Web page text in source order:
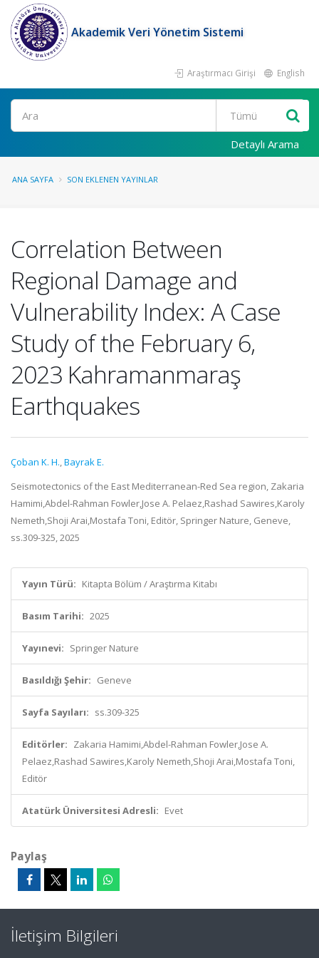
Akademik Veri Yönetim Sistemi
Araştırmacı Girişi English
Ara
Detaylı Arama
ANA SAYFA SON EKLENEN YAYINLAR
Correlation Between
Regional Damage and
Vulnerability Index: A Case
Study of the February 6,
2023 Kahramanmaraş
Earthquakes
Çoban K. H.,Bayrak E.
Seismotectonics of the East Mediterranean-Red Sea region, Zakaria
Hamimi,Abdel-Rahman Fowler,Jose A. Pelaez,Rashad Sawires,Karoly
Nemeth,Shoji Arai,Mostafa Toni, Editör, Springer Nature, Geneve,
ss.309-325, 2025
Yayın Türü: Kitapta Bölüm / Araştırma Kitabı
Basım Tarihi: 2025
Yayınevi: Springer Nature
Basıldığı Şehir: Geneve
Sayfa Sayıları: ss.309-325
Editörler: Zakaria Hamimi,Abdel-Rahman Fowler,Jose A.
Pelaez,Rashad Sawires,Karoly Nemeth,Shoji Arai,Mostafa Toni,
Editör
Atatürk Üniversitesi Adresli: Evet
Paylaş
İletişim Bilgileri